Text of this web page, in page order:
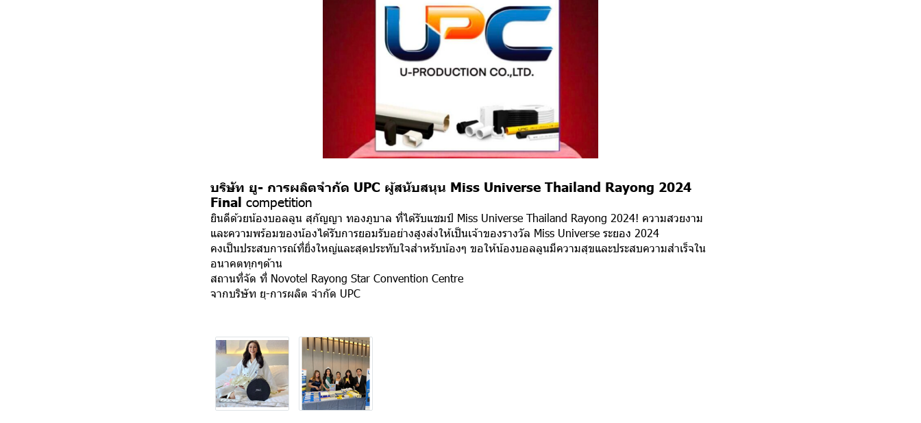
บริษัท ยู- การผลิตจำกัด UPC ผู้สนับสนุน Miss Universe Thailand Rayong 2024
Final competition
ยินดีด้วยน้องบอลลูน สุกัญญา ทองภูบาล ที่ได้รับแชมป์ Miss Universe Thailand Rayong 2024! ความสวยงาม
และความพร้อมของน้องได้รับการยอมรับอย่างสูงส่งให้เป็นเจ้าของรางวัล Miss Universe ระยอง 2024
คงเป็นประสบการณ์ที่ยิ่งใหญ่และสุดประทับใจสำหรับน้องๆ ขอให้น้องบอลลูนมีความสุขและประสบความสำเร็จใน
อนาคตทุกๆด้าน
สถานที่จัด ที่ Novotel Rayong Star Convention Centre
จากบริษัท ยุ-การผลิต จำกัด UPC